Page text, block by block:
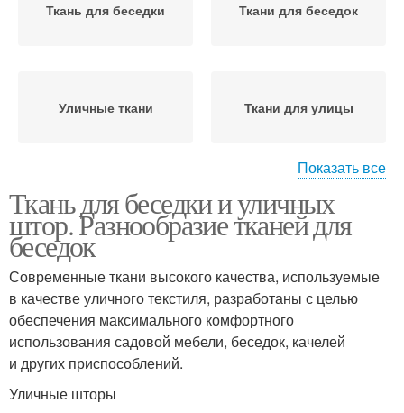
Ткань для беседки Ткани для беседок
Уличные ткани Ткани для улицы
Тентовые ткани
штор
Водоотталкивающая
ткань
Ткань для штор
Ткань для уличных
Показать все
Ткань для беседки и уличных
штор. Разнообразие тканей для
беседок
Современные ткани высокого качества, используемые
в качестве уличного текстиля, разработаны с целью
обеспечения максимального комфортного
использования садовой мебели, беседок, качелей
и других приспособлений.
Уличные шторы